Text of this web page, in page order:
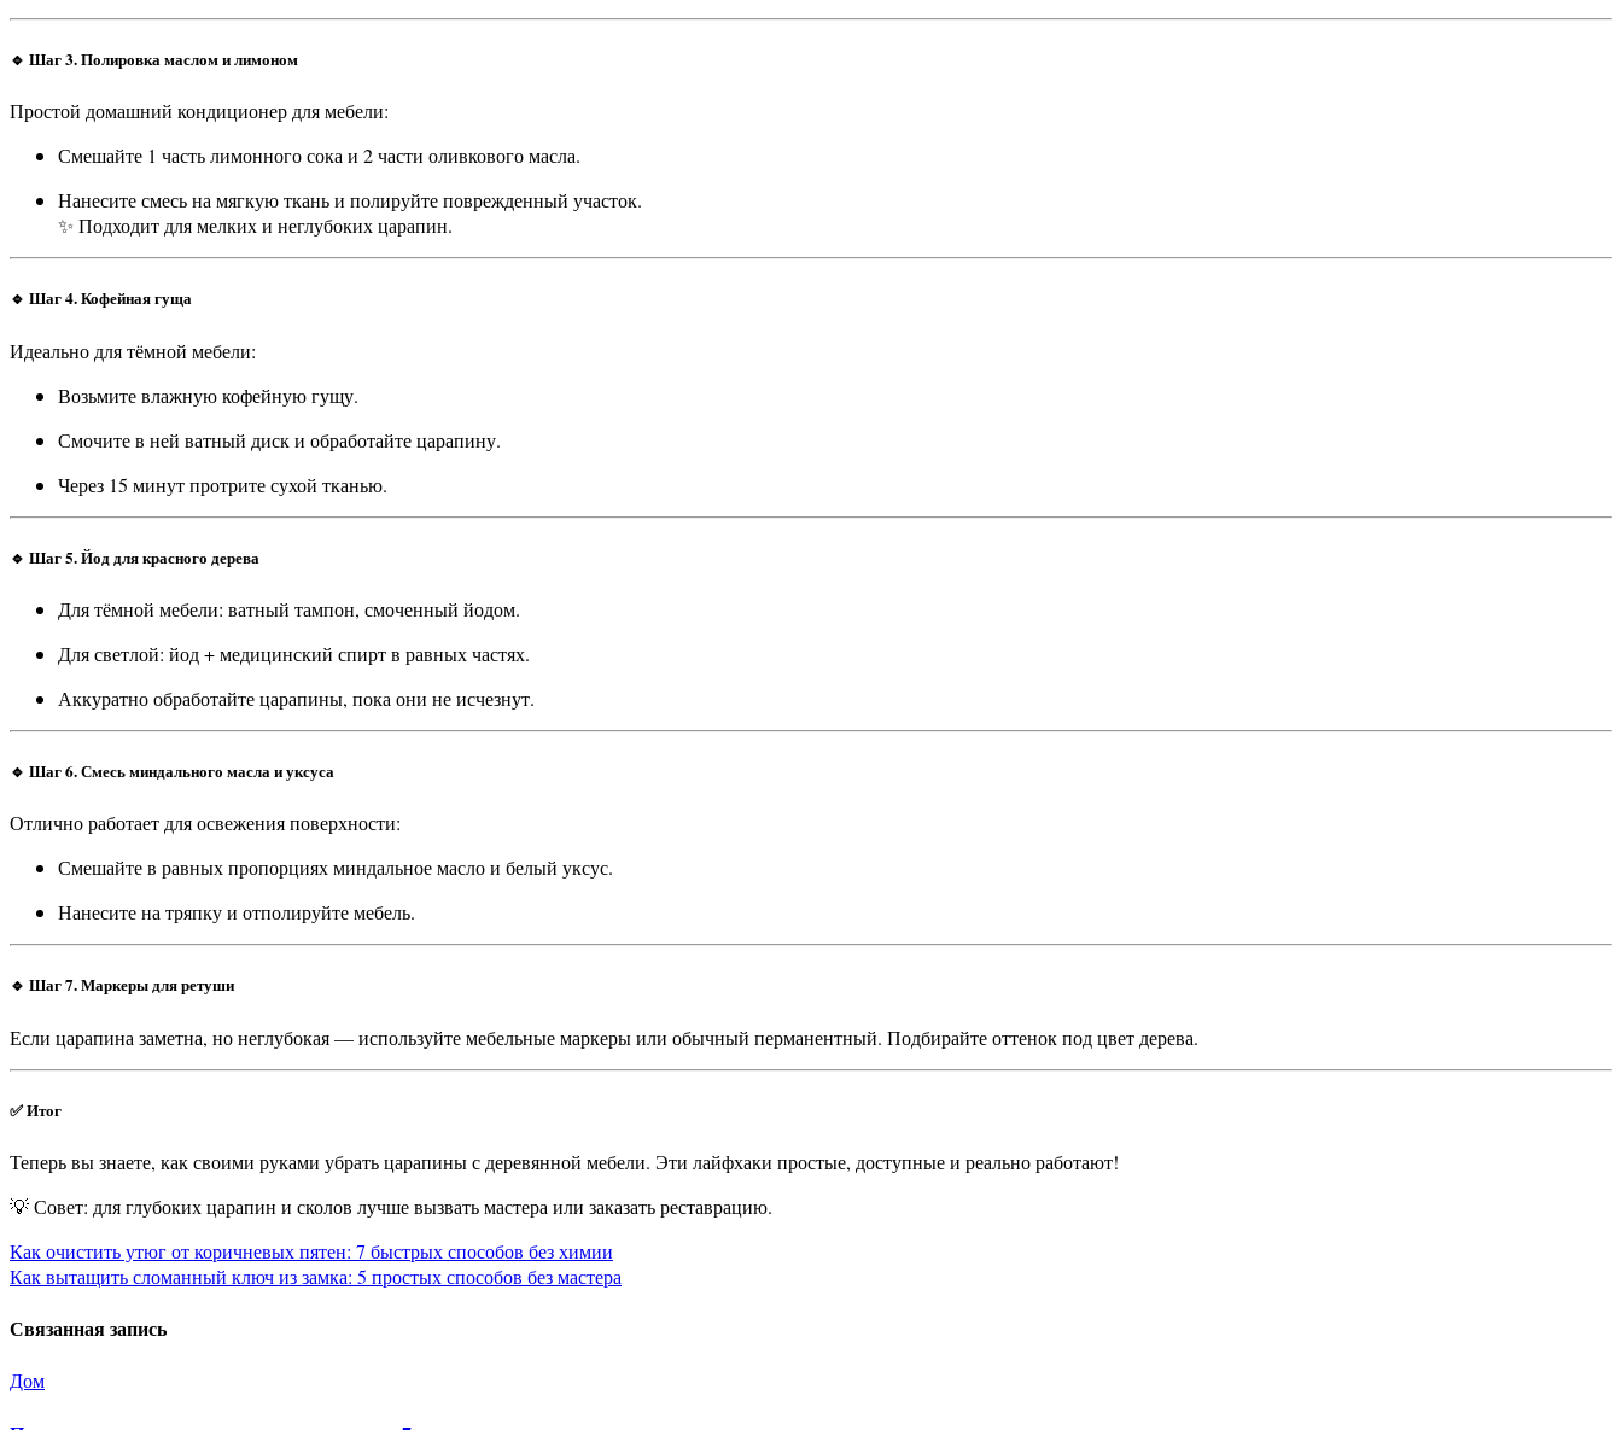
🔹 Шаг 3. Полировка маслом и лимоном
Простой домашний кондиционер для мебели:
Смешайте 1 часть лимонного сока и 2 части оливкового масла.
Нанесите смесь на мягкую ткань и полируйте поврежденный участок.
✨ Подходит для мелких и неглубоких царапин.
🔹 Шаг 4. Кофейная гуща
Идеально для тёмной мебели:
Возьмите влажную кофейную гущу.
Смочите в ней ватный диск и обработайте царапину.
Через 15 минут протрите сухой тканью.
🔹 Шаг 5. Йод для красного дерева
Для тёмной мебели: ватный тампон, смоченный йодом.
Для светлой: йод + медицинский спирт в равных частях.
Аккуратно обработайте царапины, пока они не исчезнут.
🔹 Шаг 6. Смесь миндального масла и уксуса
Отлично работает для освежения поверхности:
Смешайте в равных пропорциях миндальное масло и белый уксус.
Нанесите на тряпку и отполируйте мебель.
🔹 Шаг 7. Маркеры для ретуши
Если царапина заметна, но неглубокая — используйте мебельные маркеры или обычный перманентный. Подбирайте оттенок под цвет дерева.
✅ Итог
Теперь вы знаете, как своими руками убрать царапины с деревянной мебели. Эти лайфхаки простые, доступные и реально работают!
💡 Совет: для глубоких царапин и сколов лучше вызвать мастера или заказать реставрацию.
Навигация
по
записям
Как очистить утюг от коричневых пятен: 7 быстрых способов без химии
Как вытащить сломанный ключ из замка: 5 простых способов без мастера
Связанная запись
Дом